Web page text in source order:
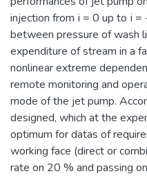
injection from і = 0 up to і
between pressure of wash
expenditure of stream in a
nonlinear extreme
remote monitoring and
mode of the jet pump.
designed, which at the
optimum for datas of
working face (direct or
rate on 20 % and passing